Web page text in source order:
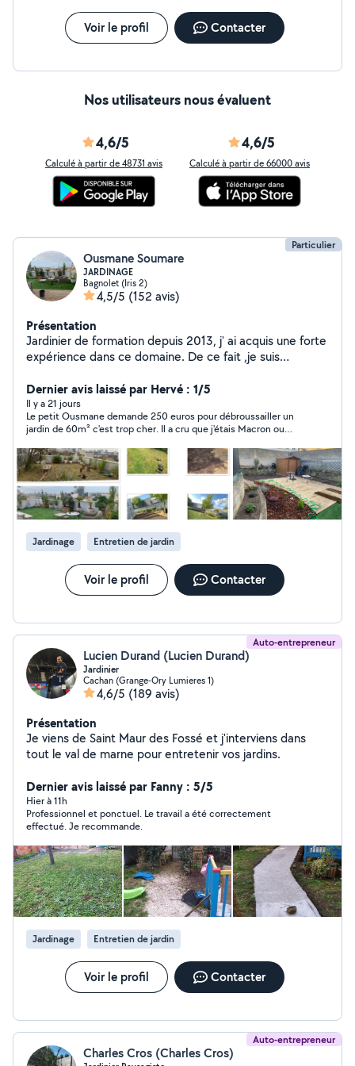
Voir le profil Contacter
Nos utilisateurs nous évaluent
4,6/5
Calculé à partir de 48731 avis
4,6/5
Calculé à partir de 66000 avis
Particulier
Ousmane Soumare
JARDINAGE
Bagnolet (Iris 2)
4,5/5 (152 avis)
Présentation
Jardinier de formation depuis 2013, j' ai acquis une forte
expérience dans ce domaine. De ce fait ,je suis
paysage et d'entretien d'espace vert . J'ai également
acquis une compétence en Pose de Terrasse en Bois
sur plot. Pour être rassuré de mon professionnalisme, je
vous prierais de jeter un petit coup d œil dans ma
galerie photo où j'ai mis quelques une de mes
réalisations. Merci de votre confiance !
Dernier avis laissé par Hervé : 1/5
Il y a 21 jours
Le petit Ousmane demande 250 euros pour débroussailler un
jardin de 60m² c'est trop cher. Il a cru que j'étais Macron ou
Jardinage Entretien de jardin
Voir le profil Contacter
Auto-entrepreneur
Lucien Durand (Lucien Durand)
Jardinier
Cachan (Grange-Ory Lumieres 1)
4,6/5 (189 avis)
Présentation
Je viens de Saint Maur des Fossé et j'interviens dans
tout le val de marne pour entretenir vos jardins.
Dernier avis laissé par Fanny : 5/5
Hier à 11h
Professionnel et ponctuel. Le travail a été correctement
effectué. Je recommande.
Jardinage Entretien de jardin
Voir le profil Contacter
Auto-entrepreneur
Charles Cros (Charles Cros)